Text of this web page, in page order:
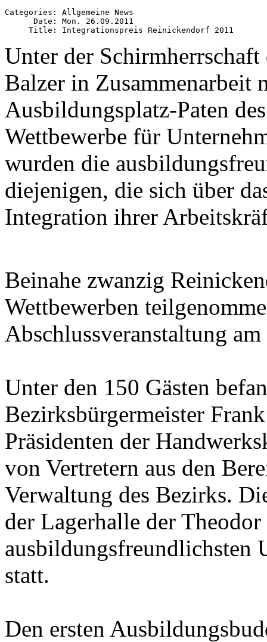
Categories: Allgemeine News
      Date: Mon. 26.09.2011
Unter der
Balzer in Zusammenarbeit
Ausbildungsplatz-Paten
Wettbewerbe für
wurden die
diejenigen, die sich über
Integration ihrer
Beinahe zwanzig
Wettbewerben
Abschlussveranstaltung
Unter den 150 Gästen
Bezirksbürgermeister
Präsidenten der
von Vertretern aus den
Verwaltung des Bezirks.
der Lagerhalle der
ausbildungsfreundlichsten
statt.
Den ersten